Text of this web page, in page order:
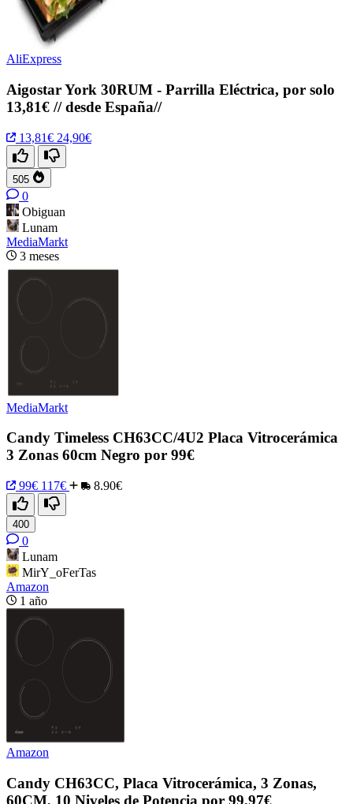
AliExpress
Aigostar York 30RUM - Parrilla Eléctrica, por solo
13,81€ // desde España//
13,81€ 24,90€
505
0
Obiguan
Lunam
MediaMarkt
3 meses
MediaMarkt
Candy Timeless CH63CC/4U2 Placa Vitrocerámica
3 Zonas 60cm Negro por 99€
99€ 117€ 8.90€
400
0
Lunam
MirY_oFerTas
Amazon
1 año
Amazon
Candy CH63CC, Placa Vitrocerámica, 3 Zonas,
60CM, 10 Niveles de Potencia por 99,97€